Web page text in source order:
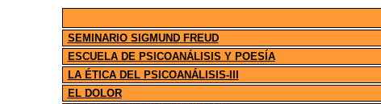
SEMINARIO SIGMUND FREUD
ESCUELA DE PSICOANÁLISIS Y POESÍA
LA ÉTICA DEL PSICOANÁLISIS-III
EL DOLOR